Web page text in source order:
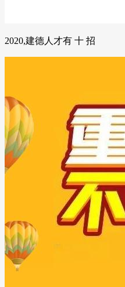
2020,建德人才有 十 招